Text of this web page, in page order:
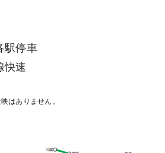
駅停車
快速
はありません。